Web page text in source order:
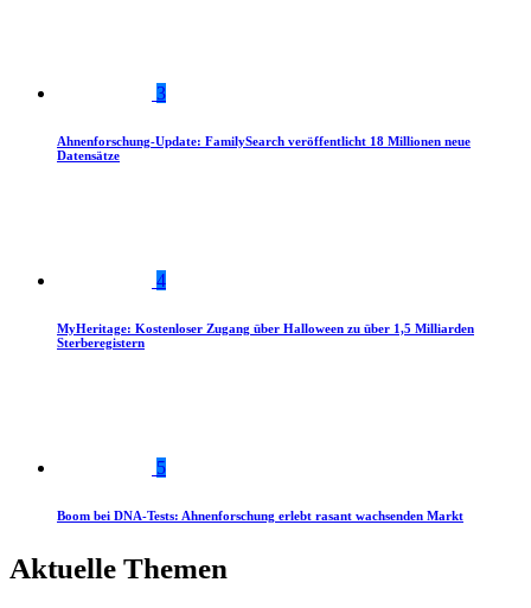
3
Ahnenforschung-Update: FamilySearch veröffentlicht 18 Millionen neue
Datensätze
4
MyHeritage: Kostenloser Zugang über Halloween zu über 1,5 Milliarden
Sterberegistern
5
Boom bei DNA-Tests: Ahnenforschung erlebt rasant wachsenden Markt
Aktuelle Themen